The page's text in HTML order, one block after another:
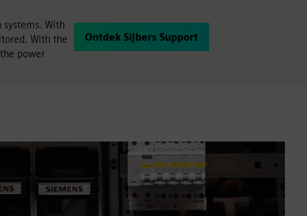
With
With the
power
Ontdek Sijbers Support